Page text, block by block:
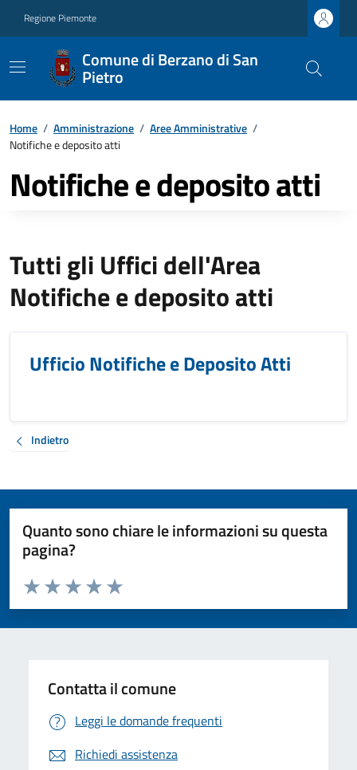
Regione Piemonte
Comune di Berzano di San
Pietro
Home / Amministrazione / Aree Amministrative /
Notifiche e deposito atti
Notifiche e deposito atti
Tutti gli Uffici dell'Area
Notifiche e deposito atti
Ufficio Notifiche e Deposito Atti
Indietro
Quanto sono chiare le informazioni su questa
pagina?
Valuta da 1 a 5 stelle la pagina
Valuta 5 stelle su 5
Valuta 4 stelle su 5
Valuta 3 stelle su 5
Valuta 2 stelle su 5
Valuta 1 stelle su 5
Contatta il comune
Leggi le domande frequenti
Richiedi assistenza